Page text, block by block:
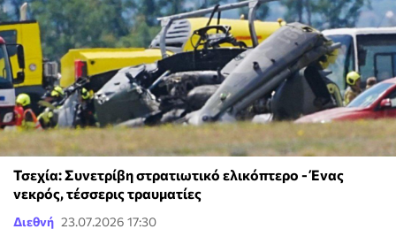
Τσεχία: Συνετρίβη στρατιωτικό ελικόπτερο - Ένας
νεκρός, τέσσερις τραυματίες
Διεθνή 23.07.2026 17:30